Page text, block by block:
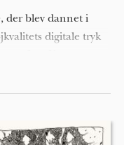
der blev dannet i
digitale tryk
ofte af kunstnere,